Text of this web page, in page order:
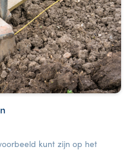
kunt zijn op het